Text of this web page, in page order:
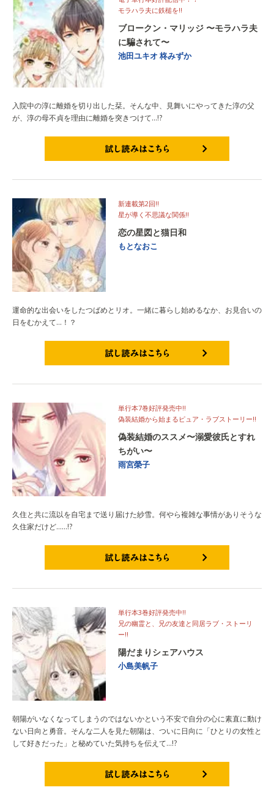
モラハラ夫に鉄槌を!!
ブロークン・マリッジ 〜モラハラ夫
に騙されて〜
池田ユキオ 柊みずか
入院中の淳に離婚を切り出した栞。そんな中、見舞いにやってきた淳の父
が、淳の母不貞を理由に離婚を突きつけて…!?
新連載第2回!!
星が導く不思議な関係!!
恋の星図と猫日和
もとなおこ
運命的な出会いをしたつばめとリオ。一緒に暮らし始めるなか、お見合いの
日をむかえて…！？
単行本7巻好評発売中!!
偽装結婚から始まるピュア・ラブストーリー!!
偽装結婚のススメ〜溺愛彼氏とすれ
ちがい〜
雨宮榮子
久住と共に流以を自宅まで送り届けた紗雪。何やら複雑な事情がありそうな
久住家だけど……!?
単行本3巻好評発売中!!
兄の幽霊と、兄の友達と同居ラブ・ストーリ
ー!!
陽だまりシェアハウス
小島美帆子
朝陽がいなくなってしまうのではないかという不安で自分の心に素直に動け
ない日向と勇音。そんな二人を見た朝陽は、ついに日向に「ひとりの女性と
して好きだった」と秘めていた気持ちを伝えて…!?